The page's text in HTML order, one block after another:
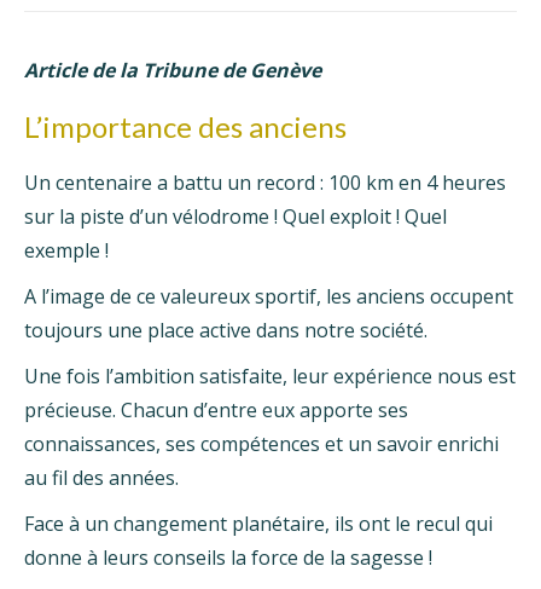
Article de la Tribune de Genève
L’importance des anciens
Un centenaire a battu un record : 100 km en 4 heures
sur la piste d’un vélodrome ! Quel exploit ! Quel
exemple !
A l’image de ce valeureux sportif, les anciens occupent
toujours une place active dans notre société.
Une fois l’ambition satisfaite, leur expérience nous est
précieuse. Chacun d’entre eux apporte ses
connaissances, ses compétences et un savoir enrichi
au fil des années.
Face à un changement planétaire, ils ont le recul qui
donne à leurs conseils la force de la sagesse !